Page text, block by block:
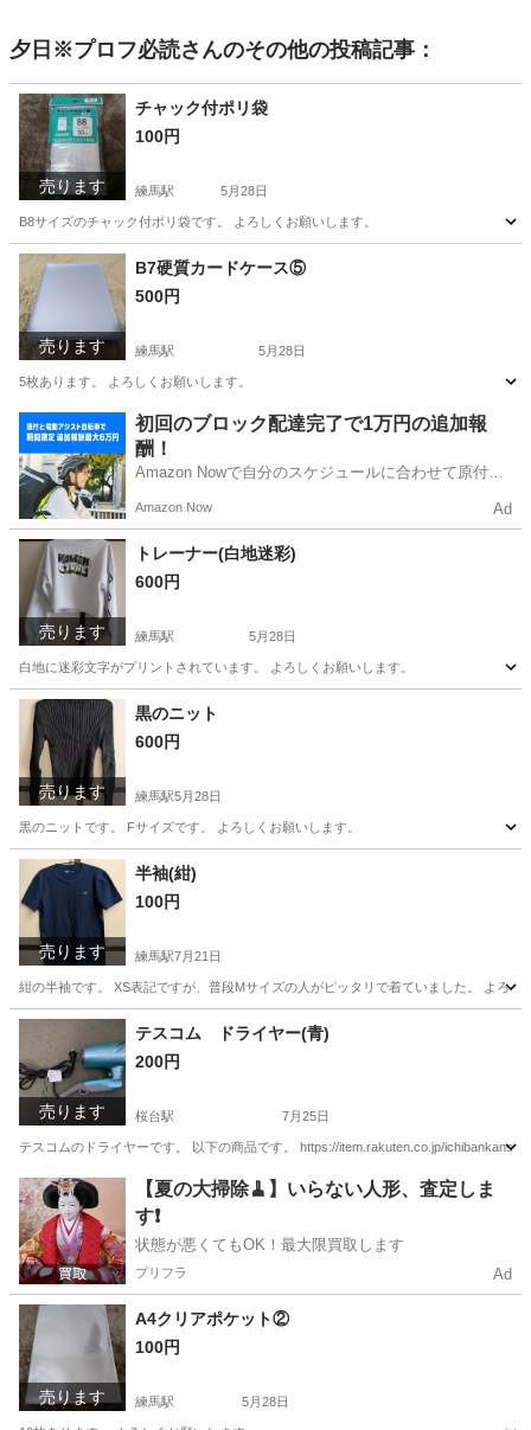
夕日※プロフ必読さんのその他の投稿記事：
売ります
チャック付ポリ袋
100円
練馬駅 5月28日
B8サイズのチャック付ポリ袋です。 よろしくお願いします。
東京 練馬区 練馬駅 生活雑貨 よろしくお願いします
売ります
B7硬質カードケース⑤
500円
練馬駅 5月28日
5枚あります。 よろしくお願いします。
練馬駅 その他 カードケース
初回のブロック配達完了で1万円の追加報
酬！
Amazon Nowで自分のスケジュールに合わせて原付や
う！
Amazon Now Ad
売ります
トレーナー(白地迷彩)
600円
練馬駅 5月28日
白地に迷彩文字がプリントされています。 よろしくお願いします。
東京 練馬区
売ります
黒のニット
600円
練馬駅5月28日
黒のニットです。 Fサイズです。 よろしくお願いします。
東京 練馬区 練馬駅
売ります
半袖(紺)
100円
練馬駅7月21日
紺の半袖です。 XS表記ですが、普段Mサイズの人がピッタリで着ていました。 よろし
東京 練馬区 Tシャツ よろしくお願いします
売ります
テスコム ドライヤー(青)
200円
桜台駅 7月25日
テスコムのドライヤーです。 以下の商品です。 https://item.rakuten.co.jp/
東京 練馬区 桜台駅 生活家電 テスコム
【夏の大掃除🧹】いらない人形、査定しま
す❗️
状態が悪くてもOK！最大限買取します
プリフラ Ad
売ります
A4クリアポケット②
100円
練馬駅 5月28日